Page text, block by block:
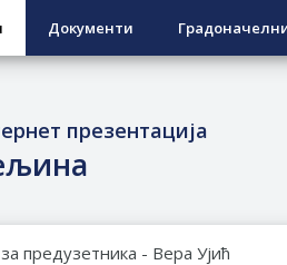
Документи
презентација
ПРИЈАВУ НЕПРОПИСНОГ